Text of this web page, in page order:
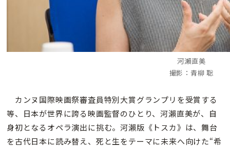
河瀨直美
撮影：青柳 聡
カンヌ国際映画祭審査員特別大賞グランプリを受賞する
等、日本が世界に誇る映画監督のひとり、河瀨直美が、自
身初となるオペラ演出に挑む。河瀨版《トスカ》は、舞台
を古代日本に読み替え、死と生をテーマに未来へ向けた“希